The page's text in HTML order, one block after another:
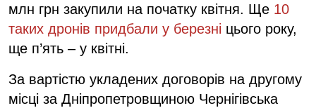
млн грн закупили на початку квітня. Ще 10
таких дронів придбали у березні цього року,
ще п’ять – у квітні.
За вартістю укладених договорів на другому
місці за Дніпропетровщиною Чернігівська